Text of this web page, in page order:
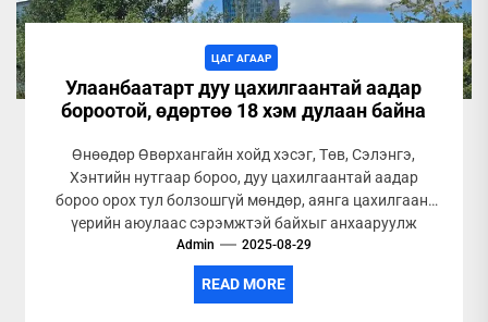
ЦАГ АГААР
Улаанбаатарт дуу цахилгаантай аадар
бороотой, өдөртөө 18 хэм дулаан байна
Өнөөдөр Өвөрхангайн хойд хэсэг, Төв, Сэлэнгэ,
Хэнтийн нутгаар бороо, дуу цахилгаантай аадар
бороо орох тул болзошгүй мөндөр, аянга цахилгаан,
үерийн аюулаас сэрэмжтэй байхыг анхааруулж
байна....
Admin 2025-08-29
READ MORE